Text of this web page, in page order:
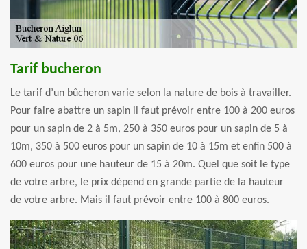
Tarif bucheron
Le tarif d’un bûcheron varie selon la nature de bois à travailler.
Pour faire abattre un sapin il faut prévoir entre 100 à 200 euros
pour un sapin de 2 à 5m, 250 à 350 euros pour un sapin de 5 à
10m, 350 à 500 euros pour un sapin de 10 à 15m et enfin 500 à
600 euros pour une hauteur de 15 à 20m. Quel que soit le type
de votre arbre, le prix dépend en grande partie de la hauteur
de votre arbre. Mais il faut prévoir entre 100 à 800 euros.